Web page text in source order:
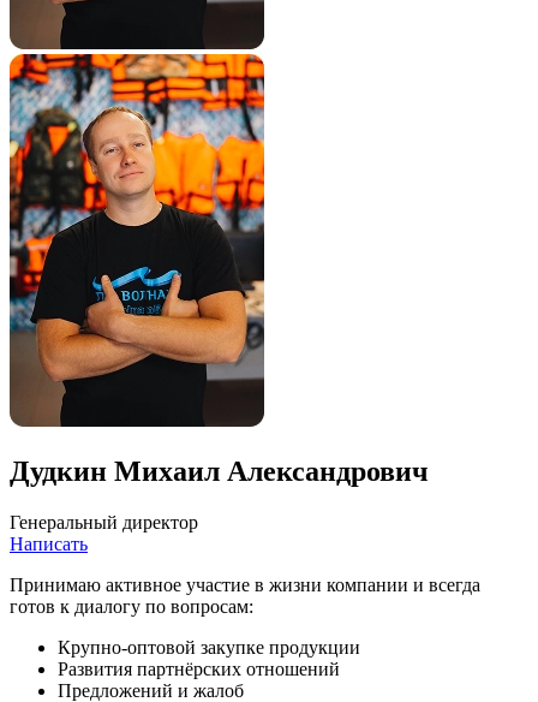
Дудкин Михаил Александрович
Генеральный директор
Написать
Принимаю активное участие в жизни компании и всегда
готов к диалогу по вопросам:
Крупно-оптовой закупке продукции
Развития партнёрских отношений
Предложений и жалоб